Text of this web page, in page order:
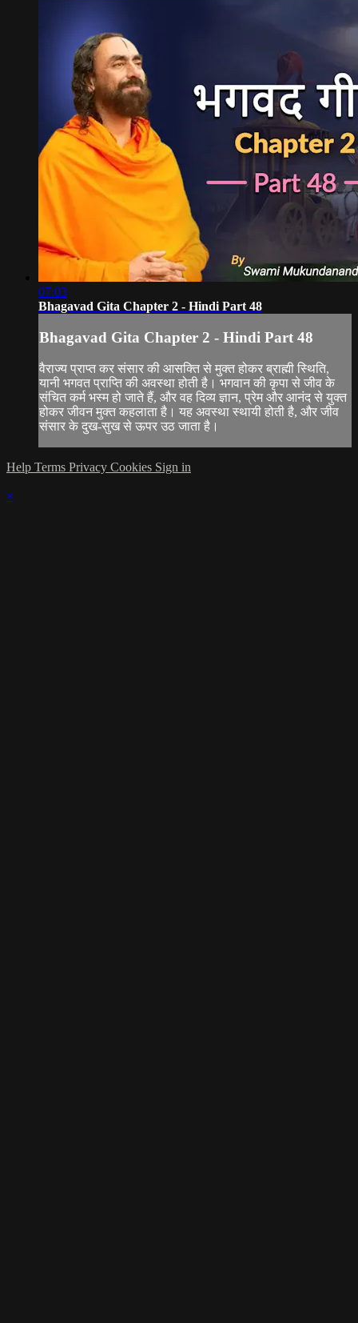
07:03
Bhagavad Gita Chapter 2 - Hindi Part 48
Bhagavad Gita Chapter 2 - Hindi Part 48
वैराज्य प्राप्त कर संसार की आसक्ति से मुक्त होकर ब्राह्मी स्थिति,
यानी भगवत प्राप्ति की अवस्था होती है। भगवान की कृपा से जीव के
संचित कर्म भस्म हो जाते हैं, और वह दिव्य ज्ञान, प्रेम और आनंद से युक्त
होकर जीवन मुक्त कहलाता है। यह अवस्था स्थायी होती है, और जीव
संसार के दुख-सुख से ऊपर उठ जाता है।
Help Terms Privacy Cookies Sign in
×